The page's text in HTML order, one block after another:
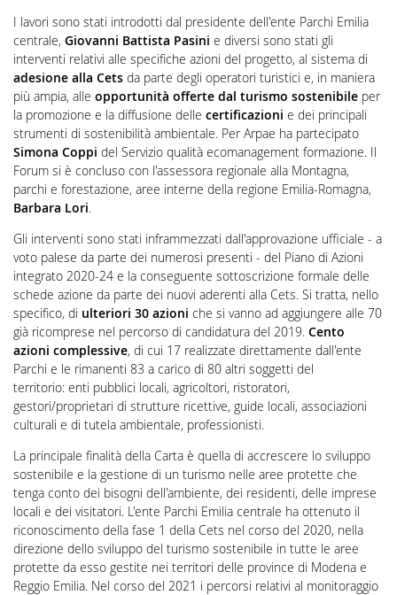
I lavori sono stati introdotti dal presidente dell'ente Parchi Emilia
centrale, Giovanni Battista Pasini e diversi sono stati gli
interventi relativi alle specifiche azioni del progetto, al sistema di
adesione alla Cetsda parte degli operatori turistici e, in maniera
più ampia, alle opportunità offerte dal turismo sostenibileper
la promozione e la diffusione delle certificazioni e dei principali
strumenti di sostenibilità ambientale. Per Arpae ha partecipato
Simona Coppi del Servizio qualità ecomanagement formazione. Il
Forum si è concluso con l'assessora regionale alla Montagna,
parchi e forestazione, aree interne della regione Emilia-Romagna,
Barbara Lori.
Gli interventi sono stati inframmezzati dall'approvazione ufficiale - a
voto palese da parte dei numerosi presenti - del Piano di Azioni
integrato 2020-24 e la conseguente sottoscrizione formale delle
schede azione da parte dei nuovi aderenti alla Cets. Si tratta, nello
specifico, di ulteriori 30 azioni che si vanno ad aggiungere alle 70
già ricomprese nel percorso di candidatura del 2019. Cento
azioni complessive, di cui 17 realizzate direttamente dall'ente
Parchi e le rimanenti 83 a carico di 80 altri soggetti del
territorio: enti pubblici locali, agricoltori, ristoratori,
gestori/proprietari di strutture ricettive, guide locali, associazioni
culturali e di tutela ambientale, professionisti.
La principale finalità della Carta è quella di accrescere lo sviluppo
sostenibile e la gestione di un turismo nelle aree protette che
tenga conto dei bisogni dell'ambiente, dei residenti, delle imprese
locali e dei visitatori. L'ente Parchi Emilia centrale ha ottenuto il
riconoscimento della fase 1 della Cets nel corso del 2020, nella
direzione dello sviluppo del turismo sostenibile in tutte le aree
protette da esso gestite nei territori delle province di Modena e
Reggio Emilia. Nel corso del 2021 i percorsi relativi al monitoraggio